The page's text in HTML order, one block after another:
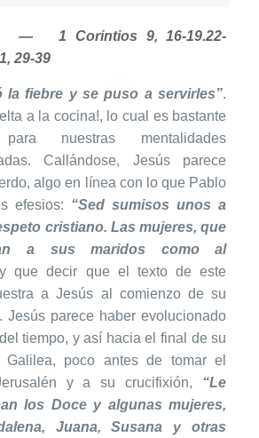
— 1 Corintios 9, 16-19.22-
29-39
la fiebre y se puso a servirles”.
a la cocina!, lo cual es bastante
nuestras mentalidades
Callándose, Jesús parece
algo en línea con lo que Pablo
efesios: “Sed sumisos unos a
cristiano. Las mujeres, que
a sus maridos como al
que decir que el texto de este
a Jesús al comienzo de su
Jesús parece haber evolucionado
tiempo, y así hacia el final de su
Galilea, poco antes de tomar el
y a su crucifixión, “Le
los Doce y algunas mujeres,
Juana, Susana y otras